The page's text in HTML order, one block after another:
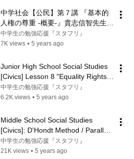
中学社会【公民】第７講 『基本的
人権の尊重 -概要-』貴志信智先生の
公民
中学生の勉強応援『スタフリ』
7K views • 5 years ago
Junior High School Social Studies
[Civics] Lesson 8 "Equality Rights"
Civics by Professor Nobutom...
中学生の勉強応援『スタフリ』
6.2K views • 5 years ago
Middle School Social Studies
[Civics]: D'Hondt Method / Parallel
Voting System / Open List Propor...
中学生の勉強応援『スタフリ』
21K views • 5 years ago